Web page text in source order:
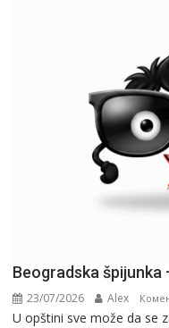
Beogradska špijunka
23/07/2026 Alex
U opštini sve može da se